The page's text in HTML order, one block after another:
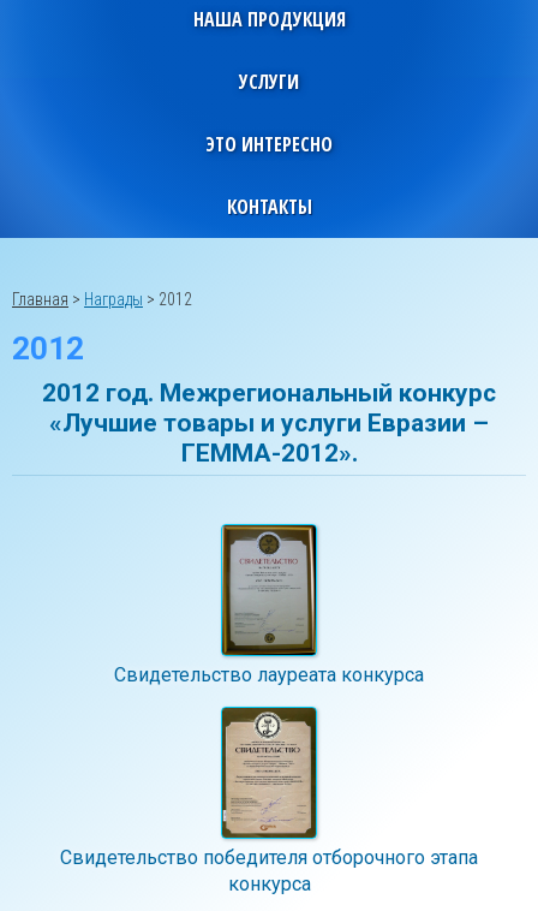
НАША ПРОДУКЦИЯ
УСЛУГИ
ЭТО ИНТЕРЕСНО
КОНТАКТЫ
Главная > Награды > 2012
2012
2012 год. Межрегиональный конкурс
«Лучшие товары и услуги Евразии –
ГЕММА-2012».
Свидетельство лауреата конкурса
Свидетельство победителя отборочного этапа
конкурса